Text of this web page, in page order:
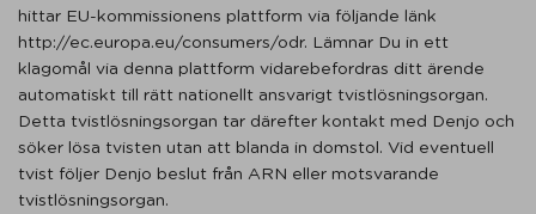
hittar EU-kommissionens plattform via följande länk
http://ec.europa.eu/consumers/odr. Lämnar Du in ett
klagomål via denna plattform vidarebefordras ditt ärende
automatiskt till rätt nationellt ansvarigt tvistlösningsorgan.
Detta tvistlösningsorgan tar därefter kontakt med Denjo och
söker lösa tvisten utan att blanda in domstol. Vid eventuell
tvist följer Denjo beslut från ARN eller motsvarande
tvistlösningsorgan.